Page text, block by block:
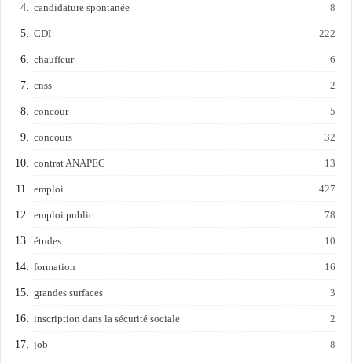
candidature spontanée 8
CDI 222
chauffeur 6
cnss 2
concour 5
concours 32
contrat ANAPEC 13
emploi 427
emploi public 78
études 10
formation 16
grandes surfaces 3
inscription dans la sécurité sociale 2
job 8